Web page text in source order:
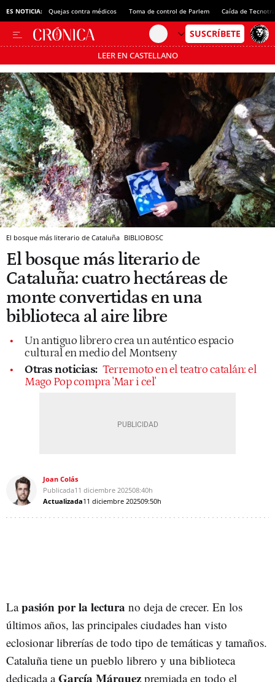
ES NOTICIA: Quejas contra médicos Toma de control de Parlem Caída de
LEER EN CASTELLANO
Pásate al MODO AHORRO
El bosque más literario de Cataluña BIBLIOBOSC
El bosque más literario de
Cataluña: cuatro hectáreas de
monte convertidas en una
biblioteca al aire libre
Un antiguo librero crea un auténtico espacio
cultural en medio del Montseny
Otras noticias: Terremoto en el teatro catalán: el
Mago Pop compra 'Mar i cel'
Joan Colás
Publicada11 diciembre 202508:40h
Actualizada11 diciembre 202509:50h
Lapasión por la lectura no deja de crecer. En los
últimos años, las principales ciudades han visto
eclosionar librerías de todo tipo de temáticas y tamaños.
Cataluña tiene un pueblo librero y una biblioteca
dedicada aGarcía Márquez premiada en todo el